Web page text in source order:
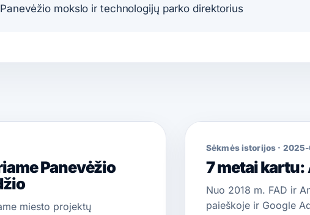
mokslo ir technologijų parko direktorius
Panevėžio
miesto projektų
Sėkmės istorijos ·
7 metai kartu:
Nuo 2018 m. FAD ir
paieškoje ir Google